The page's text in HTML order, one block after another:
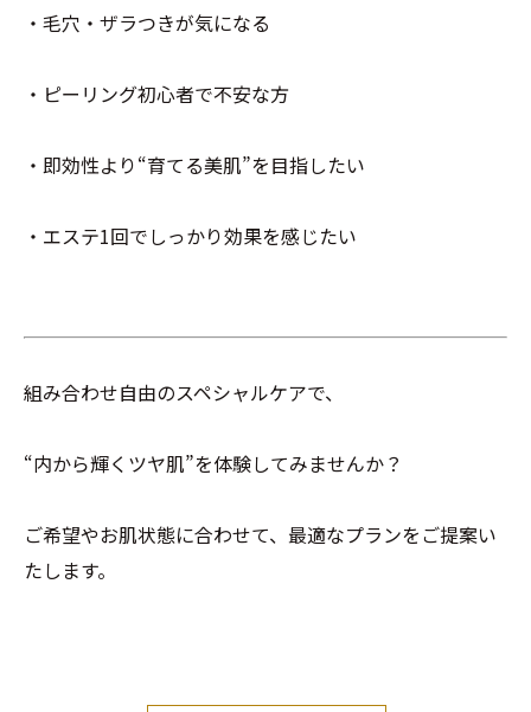
・毛穴・ザラつきが気になる
・ピーリング初心者で不安な方
・即効性より“育てる美肌”を目指したい
・エステ1回でしっかり効果を感じたい
組み合わせ自由のスペシャルケアで、
“内から輝くツヤ肌”を体験してみませんか？
ご希望やお肌状態に合わせて、最適なプランをご提案い
たします。